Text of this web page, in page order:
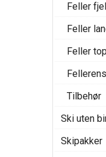
Feller
Feller
Feller
Tilbehør
Ski uten
Skipakker